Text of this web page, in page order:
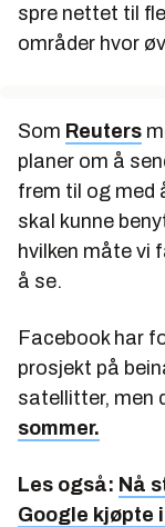
spre nettet til
områder hvor
Som Reuters
planer om å
frem til og med
skal kunne
hvilken måte vi
å se.
Facebook har
prosjekt på
satellitter, men
sommer.
Les også: Nå
Google kjøpte